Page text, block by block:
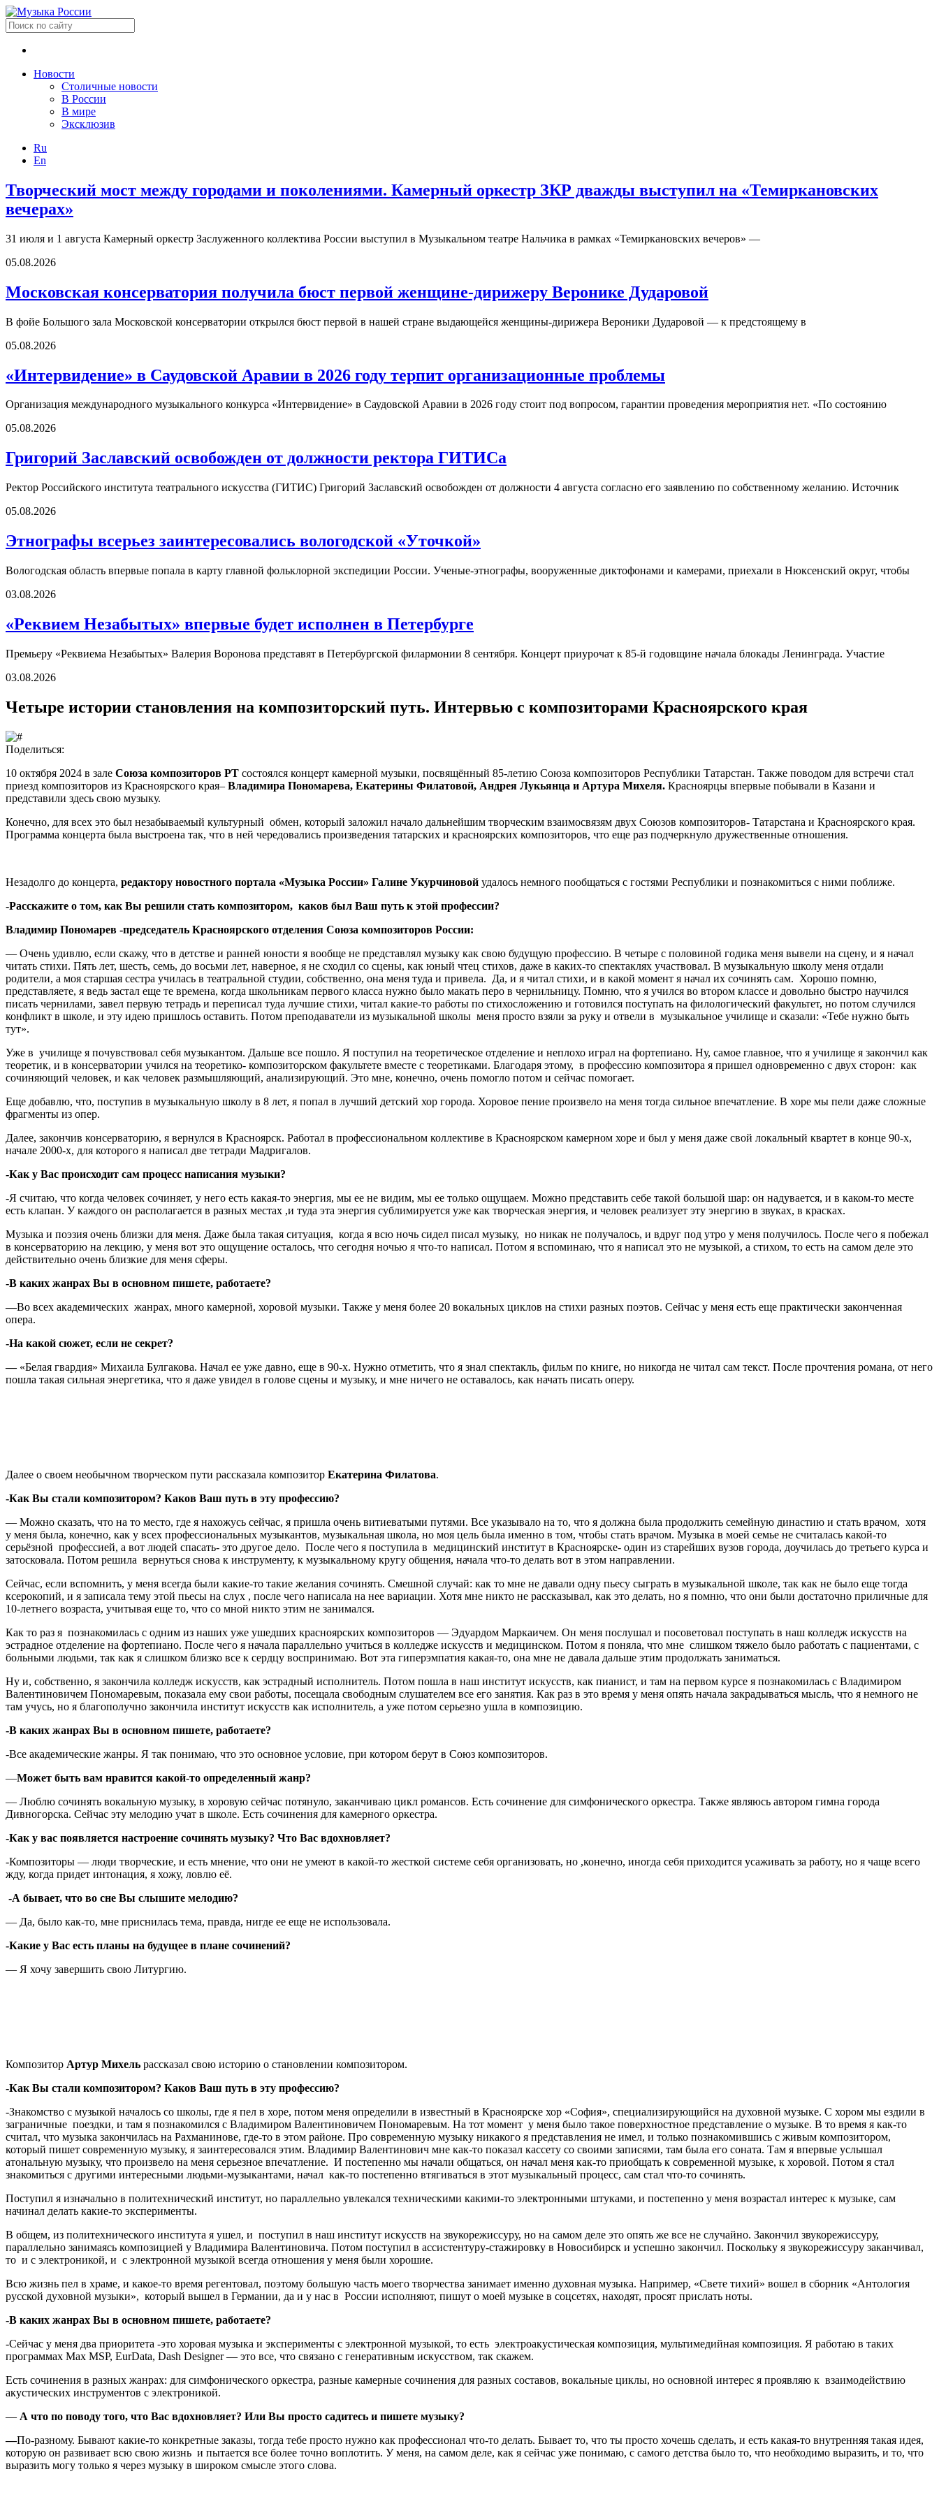
Новости
Столичные новости
В России
В мире
Эксклюзив
Ru
En
Творческий мост между городами и поколениями. Камерный оркестр ЗКР дважды выступил на «Темиркановских
вечерах»
31 июля и 1 августа Камерный оркестр Заслуженного коллектива России выступил в Музыкальном театре Нальчика в рамках «Темиркановских вечеров» —
05.08.2026
Московская консерватория получила бюст первой женщине-дирижеру Веронике Дударовой
В фойе Большого зала Московской консерватории открылся бюст первой в нашей стране выдающейся женщины-дирижера Вероники Дударовой — к предстоящему в
05.08.2026
«Интервидение» в Саудовской Аравии в 2026 году терпит организационные проблемы
Организация международного музыкального конкурса «Интервидение» в Саудовской Аравии в 2026 году стоит под вопросом, гарантии проведения мероприятия нет. «По состоянию
05.08.2026
Григорий Заславский освобожден от должности ректора ГИТИСа
Ректор Российского института театрального искусства (ГИТИС) Григорий Заславский освобожден от должности 4 августа согласно его заявлению по собственному желанию. Источник
05.08.2026
Этнографы всерьез заинтересовались вологодской «Уточкой»
Вологодская область впервые попала в карту главной фольклорной экспедиции России. Ученые-этнографы, вооруженные диктофонами и камерами, приехали в Нюксенский округ, чтобы
03.08.2026
«Реквием Незабытых» впервые будет исполнен в Петербурге
Премьеру «Реквиема Незабытых» Валерия Воронова представят в Петербургской филармонии 8 сентября. Концерт приурочат к 85-й годовщине начала блокады Ленинграда. Участие
03.08.2026
Четыре истории становления на композиторский путь. Интервью с композиторами Красноярского края
Поделиться:
10 октября 2024 в зале Союза композиторов РТ состоялся концерт камерной музыки, посвящённый 85-летию Союза композиторов Республики Татарстан. Также поводом для встречи стал
приезд композиторов из Красноярского края– Владимира Пономарева, Екатерины Филатовой, Андрея Лукьянца и Артура Михеля. Красноярцы впервые побывали в Казани и
представили здесь свою музыку.
Конечно, для всех это был незабываемый культурный обмен, который заложил начало дальнейшим творческим взаимосвязям двух Союзов композиторов- Татарстана и Красноярского края.
Программа концерта была выстроена так, что в ней чередовались произведения татарских и красноярских композиторов, что еще раз подчеркнуло дружественные отношения.
Незадолго до концерта, редактору новостного портала «Музыка России» Галине Укурчиновой удалось немного пообщаться с гостями Республики и познакомиться с ними поближе.
-Расскажите о том, как Вы решили стать композитором, каков был Ваш путь к этой профессии?
Владимир Пономарев -председатель Красноярского отделения Союза композиторов России:
— Очень удивлю, если скажу, что в детстве и ранней юности я вообще не представлял музыку как свою будущую профессию. В четыре с половиной годика меня вывели на сцену, и я начал
читать стихи. Пять лет, шесть, семь, до восьми лет, наверное, я не сходил со сцены, как юный чтец стихов, даже в каких-то спектаклях участвовал. В музыкальную школу меня отдали
родители, а моя старшая сестра училась в театральной студии, собственно, она меня туда и привела. Да, и я читал стихи, и в какой момент я начал их сочинять сам. Хорошо помню,
представляете, я ведь застал еще те времена, когда школьникам первого класса нужно было макать перо в чернильницу. Помню, что я учился во втором классе и довольно быстро научился
писать чернилами, завел первую тетрадь и переписал туда лучшие стихи, читал какие-то работы по стихосложению и готовился поступать на филологический факультет, но потом случился
конфликт в школе, и эту идею пришлось оставить. Потом преподаватели из музыкальной школы меня просто взяли за руку и отвели в музыкальное училище и сказали: «Тебе нужно быть
тут».
Уже в училище я почувствовал себя музыкантом. Дальше все пошло. Я поступил на теоретическое отделение и неплохо играл на фортепиано. Ну, самое главное, что я училище я закончил как
теоретик, и в консерватории учился на теоретико- композиторском факультете вместе с теоретиками. Благодаря этому, в профессию композитора я пришел одновременно с двух сторон: как
сочиняющий человек, и как человек размышляющий, анализирующий. Это мне, конечно, очень помогло потом и сейчас помогает.
Еще добавлю, что, поступив в музыкальную школу в 8 лет, я попал в лучший детский хор города. Хоровое пение произвело на меня тогда сильное впечатление. В хоре мы пели даже сложные
фрагменты из опер.
Далее, закончив консерваторию, я вернулся в Красноярск. Работал в профессиональном коллективе в Красноярском камерном хоре и был у меня даже свой локальный квартет в конце 90-х,
начале 2000-х, для которого я написал две тетради Мадригалов.
-Как у Вас происходит сам процесс написания музыки?
-Я считаю, что когда человек сочиняет, у него есть какая-то энергия, мы ее не видим, мы ее только ощущаем. Можно представить себе такой большой шар: он надувается, и в каком-то месте
есть клапан. У каждого он располагается в разных местах ,и туда эта энергия сублимируется уже как творческая энергия, и человек реализует эту энергию в звуках, в красках.
Музыка и поэзия очень близки для меня. Даже была такая ситуация, когда я всю ночь сидел писал музыку, но никак не получалось, и вдруг под утро у меня получилось. После чего я побежал
в консерваторию на лекцию, у меня вот это ощущение осталось, что сегодня ночью я что-то написал. Потом я вспоминаю, что я написал это не музыкой, а стихом, то есть на самом деле это
действительно очень близкие для меня сферы.
-В каких жанрах Вы в основном пишете, работаете?
—Во всех академических жанрах, много камерной, хоровой музыки. Также у меня более 20 вокальных циклов на стихи разных поэтов. Сейчас у меня есть еще практически законченная
опера.
-На какой сюжет, если не секрет?
— «Белая гвардия» Михаила Булгакова. Начал ее уже давно, еще в 90-х. Нужно отметить, что я знал спектакль, фильм по книге, но никогда не читал сам текст. После прочтения романа, от него
пошла такая сильная энергетика, что я даже увидел в голове сцены и музыку, и мне ничего не оставалось, как начать писать оперу.
Далее о своем необычном творческом пути рассказала композитор Екатерина Филатова.
-Как Вы стали композитором? Каков Ваш путь в эту профессию?
— Можно сказать, что на то место, где я нахожусь сейчас, я пришла очень витиеватыми путями. Все указывало на то, что я должна была продолжить семейную династию и стать врачом, хотя
у меня была, конечно, как у всех профессиональных музыкантов, музыкальная школа, но моя цель была именно в том, чтобы стать врачом. Музыка в моей семье не считалась какой-то
серьёзной профессией, а вот людей спасать- это другое дело. После чего я поступила в медицинский институт в Красноярске- один из старейших вузов города, доучилась до третьего курса и
затосковала. Потом решила вернуться снова к инструменту, к музыкальному кругу общения, начала что-то делать вот в этом направлении.
Сейчас, если вспомнить, у меня всегда были какие-то такие желания сочинять. Смешной случай: как то мне не давали одну пьесу сыграть в музыкальной школе, так как не было еще тогда
ксерокопий, и я записала тему этой пьесы на слух , после чего написала на нее вариации. Хотя мне никто не рассказывал, как это делать, но я помню, что они были достаточно приличные для
10-летнего возраста, учитывая еще то, что со мной никто этим не занимался.
Как то раз я познакомилась с одним из наших уже ушедших красноярских композиторов — Эдуардом Маркаичем. Он меня послушал и посоветовал поступать в наш колледж искусств на
эстрадное отделение на фортепиано. После чего я начала параллельно учиться в колледже искусств и медицинском. Потом я поняла, что мне слишком тяжело было работать с пациентами, с
больными людьми, так как я слишком близко все к сердцу воспринимаю. Вот эта гиперэмпатия какая-то, она мне не давала дальше этим продолжать заниматься.
Ну и, собственно, я закончила колледж искусств, как эстрадный исполнитель. Потом пошла в наш институт искусств, как пианист, и там на первом курсе я познакомилась с Владимиром
Валентиновичем Пономаревым, показала ему свои работы, посещала свободным слушателем все его занятия. Как раз в это время у меня опять начала закрадываться мысль, что я немного не
там учусь, но я благополучно закончила институт искусств как исполнитель, а уже потом серьезно ушла в композицию.
-В каких жанрах Вы в основном пишете, работаете?
-Все академические жанры. Я так понимаю, что это основное условие, при котором берут в Союз композиторов.
—Может быть вам нравится какой-то определенный жанр?
— Люблю сочинять вокальную музыку, в хоровую сейчас потянуло, заканчиваю цикл романсов. Есть сочинение для симфонического оркестра. Также являюсь автором гимна города
Дивногорска. Сейчас эту мелодию учат в школе. Есть сочинения для камерного оркестра.
-Как у вас появляется настроение сочинять музыку? Что Вас вдохновляет?
-Композиторы — люди творческие, и есть мнение, что они не умеют в какой-то жесткой системе себя организовать, но ,конечно, иногда себя приходится усаживать за работу, но я чаще всего
жду, когда придет интонация, я хожу, ловлю её.
-А бывает, что во сне Вы слышите мелодию?
— Да, было как-то, мне приснилась тема, правда, нигде ее еще не использовала.
-Какие у Вас есть планы на будущее в плане сочинений?
— Я хочу завершить свою Литургию.
Композитор Артур Михель рассказал свою историю о становлении композитором.
-Как Вы стали композитором? Каков Ваш путь в эту профессию?
-Знакомство с музыкой началось со школы, где я пел в хоре, потом меня определили в известный в Красноярске хор «София», специализирующийся на духовной музыке. С хором мы ездили в
заграничные поездки, и там я познакомился с Владимиром Валентиновичем Пономаревым. На тот момент у меня было такое поверхностное представление о музыке. В то время я как-то
считал, что музыка закончилась на Рахманинове, где-то в этом районе. Про современную музыку никакого я представления не имел, и только познакомившись с живым композитором,
который пишет современную музыку, я заинтересовался этим. Владимир Валентинович мне как-то показал кассету со своими записями, там была его соната. Там я впервые услышал
атональную музыку, что произвело на меня серьезное впечатление. И постепенно мы начали общаться, он начал меня как-то приобщать к современной музыке, к хоровой. Потом я стал
знакомиться с другими интересными людьми-музыкантами, начал как-то постепенно втягиваться в этот музыкальный процесс, сам стал что-то сочинять.
Поступил я изначально в политехнический институт, но параллельно увлекался техническими какими-то электронными штуками, и постепенно у меня возрастал интерес к музыке, сам
начинал делать какие-то эксперименты.
В общем, из политехнического института я ушел, и поступил в наш институт искусств на звукорежиссуру, но на самом деле это опять же все не случайно. Закончил звукорежиссуру,
параллельно занимаясь композицией у Владимира Валентиновича. Потом поступил в ассистентуру-стажировку в Новосибирск и успешно закончил. Поскольку я звукорежиссуру заканчивал,
то и с электроникой, и с электронной музыкой всегда отношения у меня были хорошие.
Всю жизнь пел в храме, и какое-то время регентовал, поэтому большую часть моего творчества занимает именно духовная музыка. Например, «Свете тихий» вошел в сборник «Антология
русской духовной музыки», который вышел в Германии, да и у нас в России исполняют, пишут о моей музыке в соцсетях, находят, просят прислать ноты.
-В каких жанрах Вы в основном пишете, работаете?
-Сейчас у меня два приоритета -это хоровая музыка и эксперименты с электронной музыкой, то есть электроакустическая композиция, мультимедийная композиция. Я работаю в таких
программах Max MSP, EurData, Dash Designer — это все, что связано с генеративным искусством, так скажем.
Есть сочинения в разных жанрах: для симфонического оркестра, разные камерные сочинения для разных составов, вокальные циклы, но основной интерес я проявляю к взаимодействию
акустических инструментов с электроникой.
— А что по поводу того, что Вас вдохновляет? Или Вы просто садитесь и пишете музыку?
—По-разному. Бывают какие-то конкретные заказы, тогда тебе просто нужно как профессионал что-то делать. Бывает то, что ты просто хочешь сделать, и есть какая-то внутренняя такая идея,
которую он развивает всю свою жизнь и пытается все более точно воплотить. У меня, на самом деле, как я сейчас уже понимаю, с самого детства было то, что необходимо выразить, и то, что
выразить могу только я через музыку в широком смысле этого слова.